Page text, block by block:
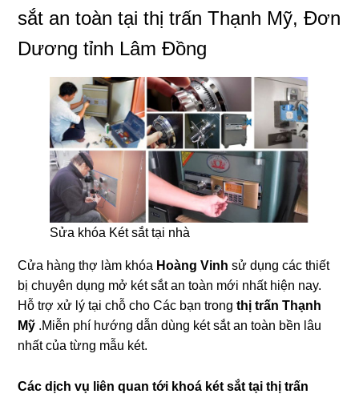
sắt an toàn tại thị trấn Thạnh Mỹ, Đơn
Dương tỉnh Lâm Đồng
Sửa khóa Két sắt tại nhà
Cửa hàng thợ làm khóa Hoàng Vinh sử dụng các thiết
bị chuyên dụng mở két sắt an toàn mới nhất hiện nay.
Hỗ trợ xử lý tại chỗ cho Các bạn trongthị trấn Thạnh
Mỹ .Miễn phí hướng dẫn dùng két sắt an toàn bền lâu
nhất của từng mẫu két.
Các dịch vụ liên quan tới khoá két sắt tại thị trấn